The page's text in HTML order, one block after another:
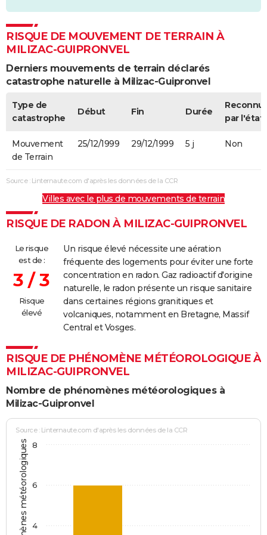
RISQUE DE MOUVEMENT DE TERRAIN À
MILIZAC-GUIPRONVEL
Derniers mouvements de terrain déclarés
catastrophe naturelle à Milizac-Guipronvel
Type de
catastrophe
Début Fin Durée
par l'état
Mouvement
de Terrain
25/12/1999 29/12/1999 5 j Non
Source : Linternaute.com d'après les données de la CCR
Villes avec le plus de mouvements de terrain
RISQUE DE RADON À MILIZAC-GUIPRONVEL
Le risque
est de :
3 / 3
Risque
élevé
Un risque élevé nécessite une aération
fréquente des logements pour éviter une forte
concentration en radon. Gaz radioactif d'origine
naturelle, le radon présente un risque sanitaire
dans certaines régions granitiques et
volcaniques, notamment en Bretagne, Massif
Central et Vosges.
RISQUE DE PHÉNOMÈNE MÉTÉOROLOGIQUE À
MILIZAC-GUIPRONVEL
Nombre de phénomènes météorologiques à
Milizac-Guipronvel
Source : Linternaute.com d'après les données de la CCR
4
6
8